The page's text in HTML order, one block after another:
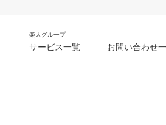
楽天グループ
サービス一覧 お問い合わせ